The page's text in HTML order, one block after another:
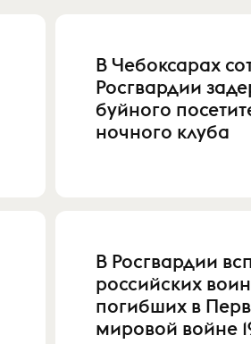
В Чебоксарах
Росгвардии
буйного
ночного клуба
В Росгвардии
российских
погибших в
мировой войне